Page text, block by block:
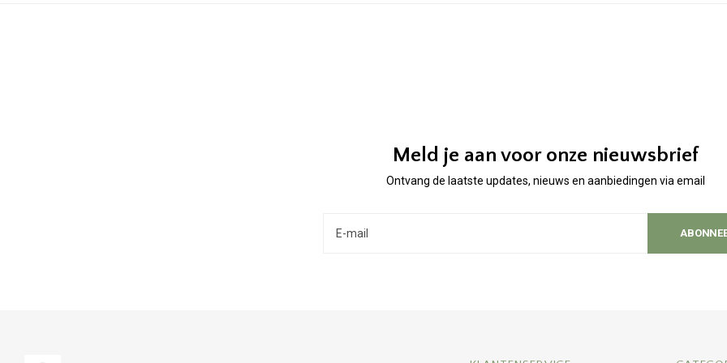
Meld je aan voor onze nieuwsbrief
Ontvang de laatste updates, nieuws en aanbiedingen via email